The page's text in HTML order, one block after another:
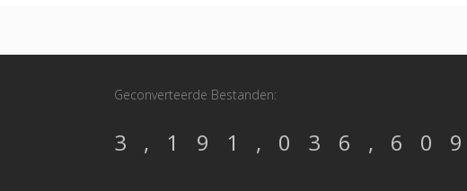
Geconverteerde Bestanden:
3,191,036,609